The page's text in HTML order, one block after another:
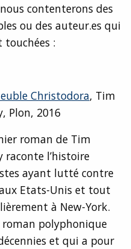
contenterons des
ou des auteur.es qui
:
Christodora, Tim
Plon, 2016
roman de Tim
raconte l’histoire
ayant lutté contre
Etats-Unis et tout
à New-York.
roman polyphonique
et qui a pour